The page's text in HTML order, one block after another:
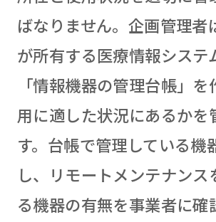
ばなりません。企画管理者
が所有する医療情報システ
「情報機器の管理台帳」
用に適した状況にあるかを
す。台帳で管理している機
し、リモートメンテナンス
る機器の有無を事業者に確